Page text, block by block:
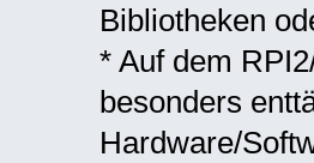
Bibliotheken
* Auf dem
besonders
Hardware/